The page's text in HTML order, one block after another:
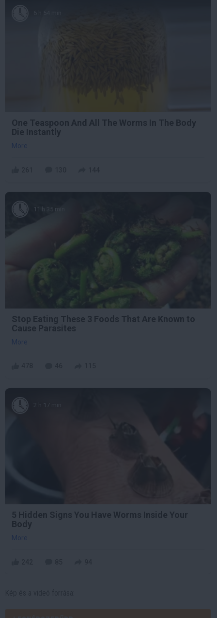
One Teaspoon And All The Worms In The Body
Die Instantly
More
11 h 35 min
Stop Eating These 3 Foods That Are Known to
Cause Parasites
More
2 h 17 min
5 Hidden Signs You Have Worms Inside Your
Body
More